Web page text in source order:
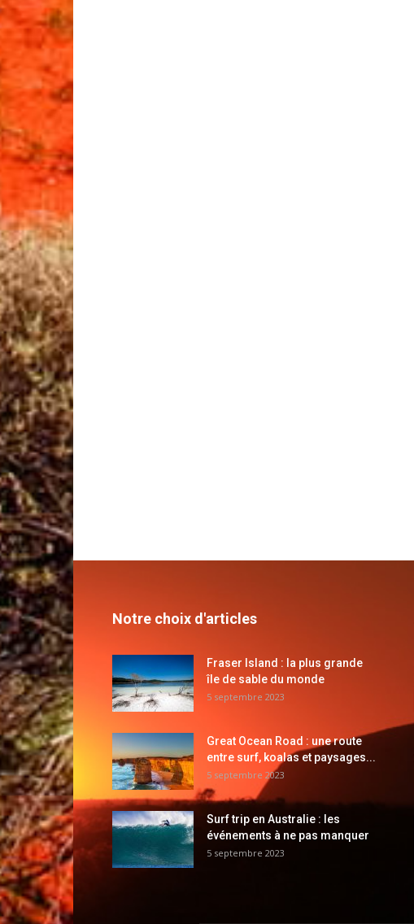
Notre choix d'articles
Fraser Island : la plus grande
île de sable du monde
5 septembre 2023
Great Ocean Road : une route
entre surf, koalas et paysages...
5 septembre 2023
Surf trip en Australie : les
événements à ne pas manquer
5 septembre 2023